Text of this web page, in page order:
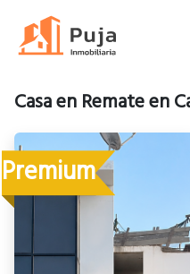
Casa en Remate en
Premium